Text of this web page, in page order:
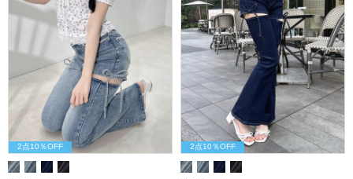
2点10％OFF 2点10％OFF